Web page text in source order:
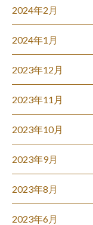
2024年2月
2024年1月
2023年12月
2023年11月
2023年10月
2023年9月
2023年8月
2023年6月